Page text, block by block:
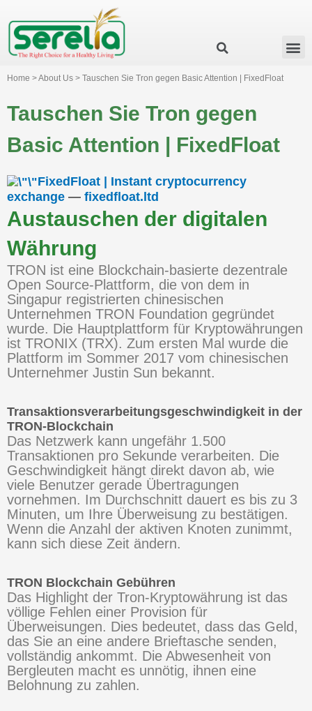
Home > About Us > Tauschen Sie Tron gegen Basic Attention | FixedFloat
Tauschen Sie Tron gegen
Basic Attention | FixedFloat
FixedFloat | Instant cryptocurrency
exchange — fixedfloat.ltd
Austauschen der digitalen
Währung
TRON ist eine Blockchain-basierte dezentrale
Open Source-Plattform, die von dem in
Singapur registrierten chinesischen
Unternehmen TRON Foundation gegründet
wurde. Die Hauptplattform für Kryptowährungen
ist TRONIX (TRX). Zum ersten Mal wurde die
Plattform im Sommer 2017 vom chinesischen
Unternehmer Justin Sun bekannt.
Transaktionsverarbeitungsgeschwindigkeit in der
TRON-Blockchain
Das Netzwerk kann ungefähr 1.500
Transaktionen pro Sekunde verarbeiten. Die
Geschwindigkeit hängt direkt davon ab, wie
viele Benutzer gerade Übertragungen
vornehmen. Im Durchschnitt dauert es bis zu 3
Minuten, um Ihre Überweisung zu bestätigen.
Wenn die Anzahl der aktiven Knoten zunimmt,
kann sich diese Zeit ändern.
TRON Blockchain Gebühren
Das Highlight der Tron-Kryptowährung ist das
völlige Fehlen einer Provision für
Überweisungen. Dies bedeutet, dass das Geld,
das Sie an eine andere Brieftasche senden,
vollständig ankommt. Die Abwesenheit von
Bergleuten macht es unnötig, ihnen eine
Belohnung zu zahlen.